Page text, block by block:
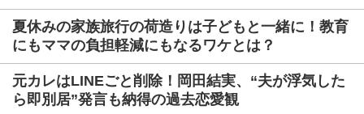
夏休みの家族旅行の荷造りは子どもと一緒に！教育
にもママの負担軽減にもなるワケとは？
元カレはLINEごと削除！岡田結実、“夫が浮気した
ら即別居”発言も納得の過去恋愛観